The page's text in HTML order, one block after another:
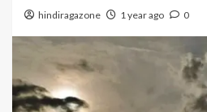
hindiragazone 1 year ago 0